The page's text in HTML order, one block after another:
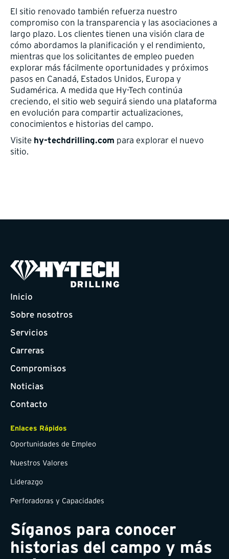
El sitio renovado también refuerza nuestro
compromiso con la transparencia y las asociaciones a
largo plazo. Los clientes tienen una visión clara de
cómo abordamos la planificación y el rendimiento,
mientras que los solicitantes de empleo pueden
explorar más fácilmente oportunidades y próximos
pasos en Canadá, Estados Unidos, Europa y
Sudamérica. A medida que Hy-Tech continúa
creciendo, el sitio web seguirá siendo una plataforma
en evolución para compartir actualizaciones,
conocimientos e historias del campo.
Visite hy-techdrilling.com para explorar el nuevo
sitio.
Inicio
Sobre nosotros
Servicios
Carreras
Compromisos
Noticias
Contacto
Enlaces Rápidos
Oportunidades de Empleo
Nuestros Valores
Liderazgo
Perforadoras y Capacidades
Síganos para conocer
historias del campo y más